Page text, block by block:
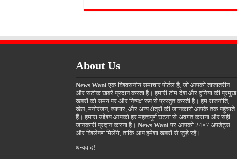
About Us
News Waniएक विश्वसनीय समाचार पोर्टल है, जो आपको ताजातरीन
और सटीक खबरें प्रदान करता है। हमारी टीम देश और दुनिया की प्रमुख
खबरों को समय पर और निष्पक्ष रूप से प्रस्तुत करती है। हम राजनीति,
खेल, मनोरंजन, व्यापार, और अन्य क्षेत्रों की जानकारी आपके तक पहुंचाते
हैं। हमारा उद्देश्य आपको हर महत्वपूर्ण घटना से अवगत कराना और सही
जानकारी प्रदान करना है। News Waniपर आपको 24×7 अपडेट्स
और विश्लेषण मिलेंगे, ताकि आप हमेशा खबरों से जुड़े रहें।
धन्यवाद!